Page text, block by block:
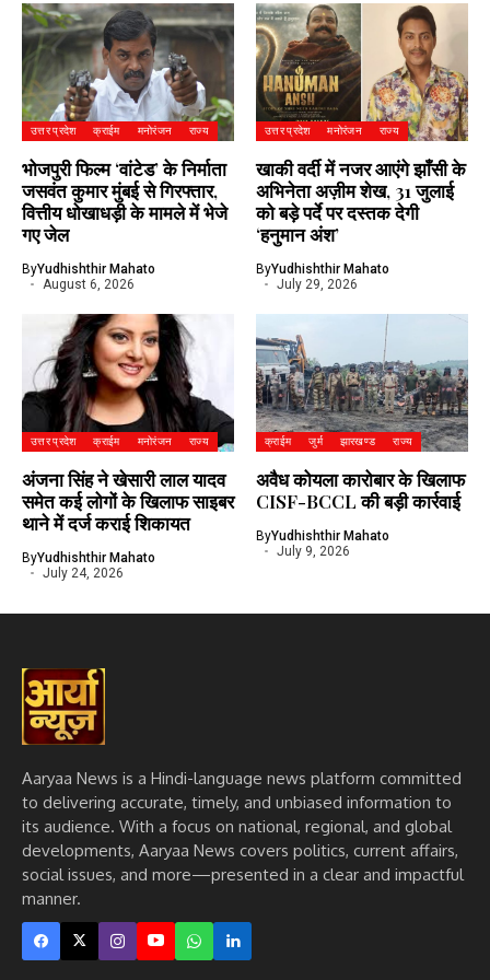
उत्तर प्रदेश क्राईम मनोरंजन राज्य
भोजपुरी फिल्म ‘वांटेड’ के निर्माता
जसवंत कुमार मुंबई से गिरफ्तार,
वित्तीय धोखाधड़ी के मामले में भेजे
गए जेल
ByYudhishthir Mahato
August 6, 2026
उत्तर प्रदेश मनोरंजन राज्य
खाकी वर्दी में नजर आएंगे झाँसी के
अभिनेता अज़ीम शेख, 31 जुलाई
को बड़े पर्दे पर दस्तक देगी
‘हनुमान अंश’
ByYudhishthir Mahato
July 29, 2026
उत्तर प्रदेश क्राईम मनोरंजन राज्य
अंजना सिंह ने खेसारी लाल यादव
समेत कई लोगों के खिलाफ साइबर
थाने में दर्ज कराई शिकायत
ByYudhishthir Mahato
July 24, 2026
क्राईम जुर्म झारखण्ड राज्य
अवैध कोयला कारोबार के खिलाफ
CISF-BCCL की बड़ी कार्रवाई
ByYudhishthir Mahato
July 9, 2026
Aaryaa News is a Hindi-language news platform committed
to delivering accurate, timely, and unbiased information to
its audience. With a focus on national, regional, and global
developments, Aaryaa News covers politics, current affairs,
social issues, and more—presented in a clear and impactful
manner.